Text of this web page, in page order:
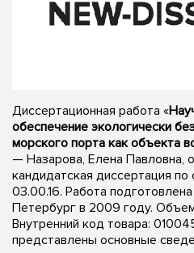
Диссертационная работа «
обеспечение экологически
морского порта как объекта
— Назарова, Елена Павловна,
кандидатская диссертация по
03.00.16. Работа
Петербург в 2009 году.
Внутренний код товара:
представлены основные